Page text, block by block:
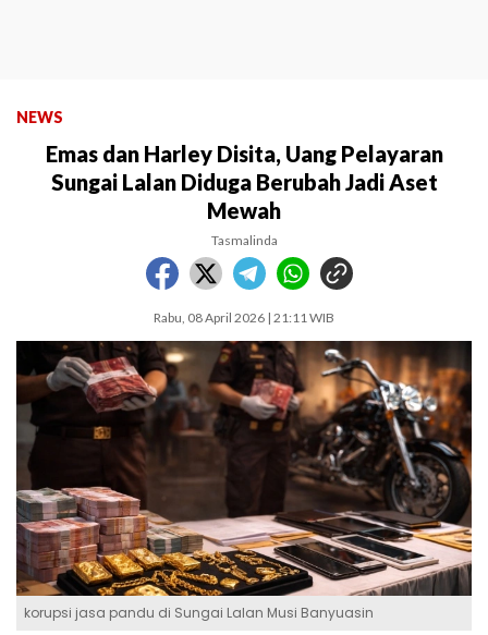
NEWS
Emas dan Harley Disita, Uang Pelayaran
Sungai Lalan Diduga Berubah Jadi Aset
Mewah
Tasmalinda
Rabu, 08 April 2026 | 21:11 WIB
korupsi jasa pandu di Sungai Lalan Musi Banyuasin